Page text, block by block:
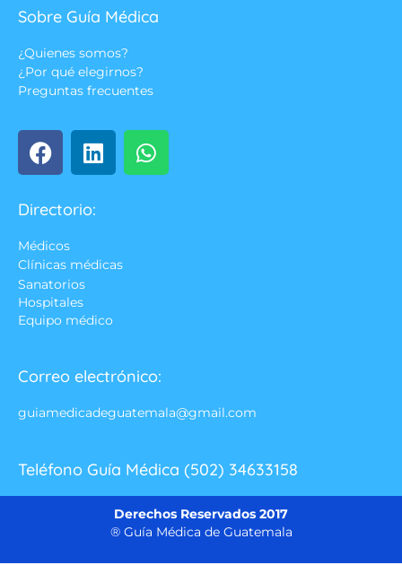
Sobre Guía Médica
¿Quienes somos?
¿Por qué elegirnos?
Preguntas frecuentes
Directorio:
Médicos
Clínicas médicas
Sanatorios
Hospitales
Equipo médico
Correo electrónico:
guiamedicadeguatemala@gmail.com
Teléfono Guía Médica (502) 34633158
Derechos Reservados 2017
® Guía Médica de Guatemala